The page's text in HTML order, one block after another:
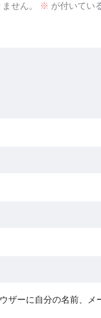
せん。 ※ が付いてい
ザーに自分の名前、メ